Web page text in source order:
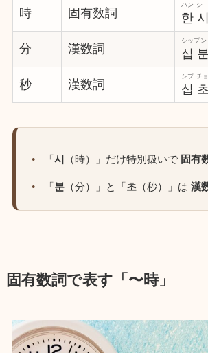
時 固有数詞 한 시
ハン シ
分 漢数詞 십 분
シップン
秒 漢数詞 십 초
シプ チョ
「시 （時）」だけ特別扱いで 固有
「분（分）」と「초（秒）」は 漢
固有数詞で表す「〜時」